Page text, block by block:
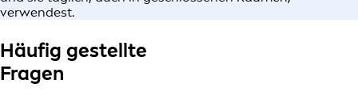
verwendest.
Häufig gestellte
Fragen